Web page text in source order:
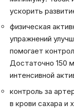
ускорить
физическая
упражнений
помогает
Достаточно 150
интенсивной
контроль за
в крови сахара и